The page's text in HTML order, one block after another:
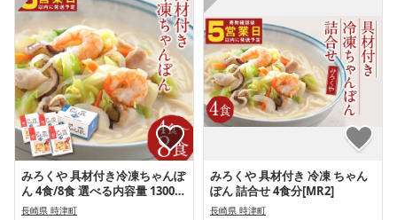
みろくや 具材付き冷凍ちゃんぽ
ん 4食/8食 選べる内容量 13000
円 〜 25000円 1万3000円 〜 2万
長崎県 時津町
みろくや 具材付き 冷凍 ちゃん
ぽん 詰合せ 4食分[MR2]
長崎県 時津町